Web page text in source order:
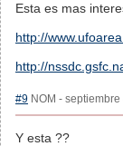
Esta es mas
http://
http://
#9 NOM -
Y esta ??